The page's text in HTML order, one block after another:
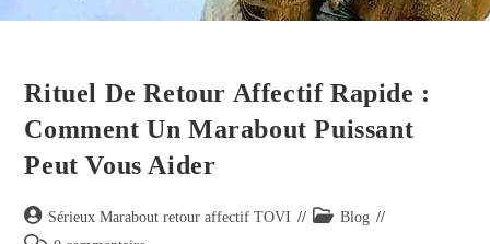
Rituel De Retour Affectif Rapide :
Comment Un Marabout Puissant
Peut Vous Aider
Sérieux Marabout retour affectif TOVI
Blog